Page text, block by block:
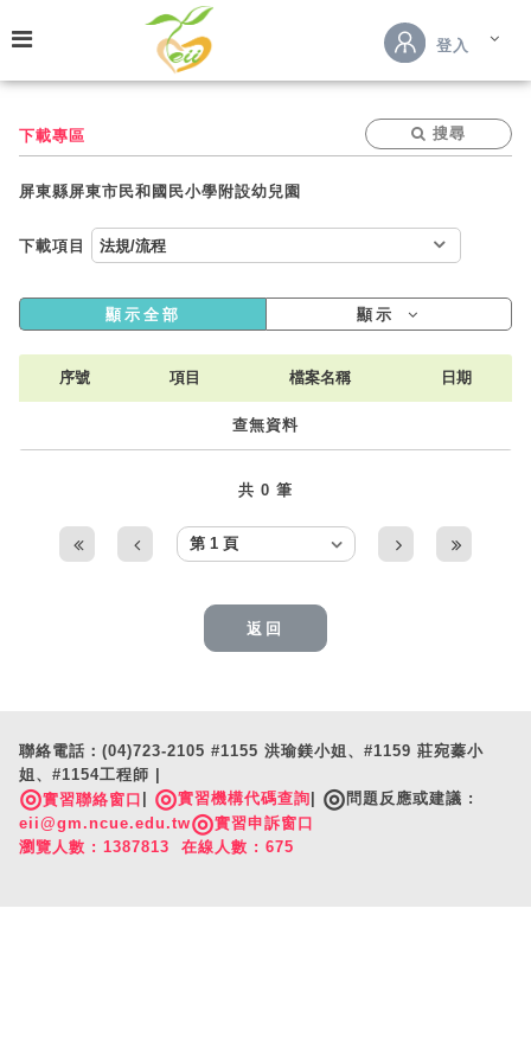
登入
下載專區 搜尋
屏東縣屏東市民和國民小學附設幼兒園
下載項目
顯示全部 顯示
序號 項目 檔案名稱 日期
查無資料
共 0 筆
返回
聯絡電話：(04)723-2105 #1155 洪瑜鎂小姐、#1159 莊宛蓁小
姐、#1154工程師 |
◎實習聯絡窗口 ◎實習機構代碼查詢 ◎ 問題反應或建議 :
eii@gm.ncue.edu.tw◎實習申訴窗口
瀏覽人數 : 1387813 在線人數 : 675